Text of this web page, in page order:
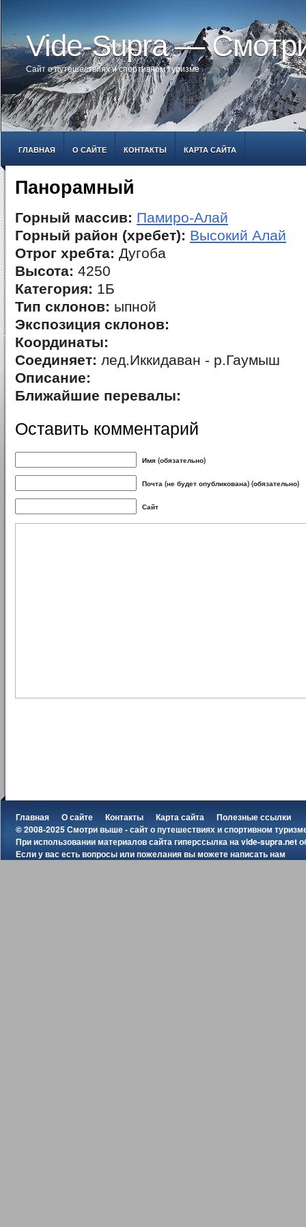
Vide-Supra —
Сайт о путешествиях и спортивном туризме
ГЛАВНАЯ О САЙТЕ КОНТАКТЫ КАРТА САЙТА
Панорамный
Горный массив: Памиро-Алай
Горный район (хребет): Высокий Алай
Отрог хребта: Дугоба
Высота: 4250
Категория: 1Б
Тип склонов: ыпной
Экспозиция склонов:
Координаты:
Соединяет: лед.Иккидаван - р.Гаумыш
Описание:
Ближайшие перевалы:
Оставить комментарий
Имя (обязательно)
Почта (не будет опубликована) (обязательно)
Сайт
Главная О сайте Контакты Карта сайта
Полезные ссылки
© 2008-2025 Смотри выше - сайт о путешествиях и спортивном
При использовании материалов сайта гиперссылка наvide-supra.net
Если у вас есть вопросы или пожелания вы можетенаписать нам